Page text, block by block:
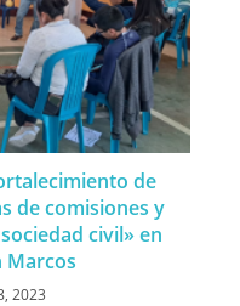
de
de comisiones y
civil» en
Marcos
2023